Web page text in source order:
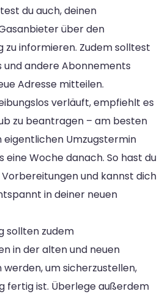
du auch, deinen
über den
zu informieren. Zudem solltest
und andere Abonnements
Adresse mitteilen.
verläuft, empfiehlt es
zu beantragen – am besten
eigentlichen Umzugstermin
eine Woche danach. So hast du
und kannst dich
in deiner neuen
sollten zudem
in der alten und neuen
um sicherzustellen,
fertig ist. Überlege außerdem